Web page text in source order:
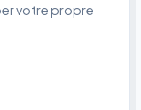
votre propre